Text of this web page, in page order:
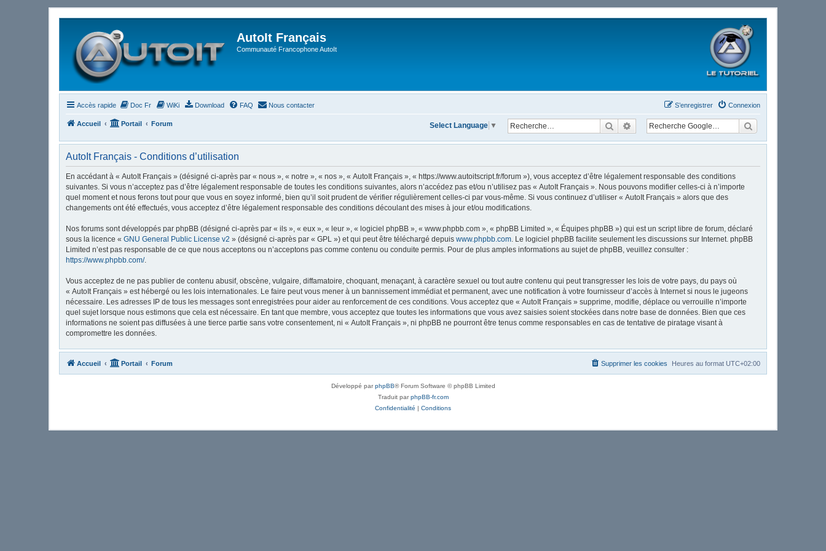
AutoIt Français
Communauté Francophone AutoIt
Accès rapide Doc Fr WiKi Download FAQ Nous contacter Connexion
S’enregistrer
Accueil Portail Forum RechercherRecherche avancée
Select Language ▼
AutoIt Français - Conditions d’utilisation
En accédant à « AutoIt Français » (désigné ci-après par « nous », « notre », « nos », « AutoIt Français », « https://www.autoitscript.fr/forum »), vous acceptez d’être légalement responsable des conditions
suivantes. Si vous n’acceptez pas d’être légalement responsable de toutes les conditions suivantes, alors n’accédez pas et/ou n’utilisez pas « AutoIt Français ». Nous pouvons modifier celles-ci à n’importe
quel moment et nous ferons tout pour que vous en soyez informé, bien qu’il soit prudent de vérifier régulièrement celles-ci par vous-même. Si vous continuez d’utiliser « AutoIt Français » alors que des
changements ont été effectués, vous acceptez d’être légalement responsable des conditions découlant des mises à jour et/ou modifications.
Nos forums sont développés par phpBB (désigné ci-après par « ils », « eux », « leur », « logiciel phpBB », « www.phpbb.com », « phpBB Limited », « Équipes phpBB ») qui est un script libre de forum, déclaré
sous la licence « GNU General Public License v2 » (désigné ci-après par « GPL ») et qui peut être téléchargé depuis www.phpbb.com. Le logiciel phpBB facilite seulement les discussions sur Internet. phpBB
Limited n’est pas responsable de ce que nous acceptons ou n’acceptons pas comme contenu ou conduite permis. Pour de plus amples informations au sujet de phpBB, veuillez consulter :
https://www.phpbb.com/.
Vous acceptez de ne pas publier de contenu abusif, obscène, vulgaire, diffamatoire, choquant, menaçant, à caractère sexuel ou tout autre contenu qui peut transgresser les lois de votre pays, du pays où
« AutoIt Français » est hébergé ou les lois internationales. Le faire peut vous mener à un bannissement immédiat et permanent, avec une notification à votre fournisseur d’accès à Internet si nous le jugeons
nécessaire. Les adresses IP de tous les messages sont enregistrées pour aider au renforcement de ces conditions. Vous acceptez que « AutoIt Français » supprime, modifie, déplace ou verrouille n’importe
quel sujet lorsque nous estimons que cela est nécessaire. En tant que membre, vous acceptez que toutes les informations que vous avez saisies soient stockées dans notre base de données. Bien que ces
informations ne soient pas diffusées à une tierce partie sans votre consentement, ni « AutoIt Français », ni phpBB ne pourront être tenus comme responsables en cas de tentative de piratage visant à
compromettre les données.
Accueil Portail Forum Heures au format UTC+02:00
Supprimer les cookies
Développé parphpBB® Forum Software © phpBB Limited
Traduit parphpBB-fr.com
Confidentialité | Conditions